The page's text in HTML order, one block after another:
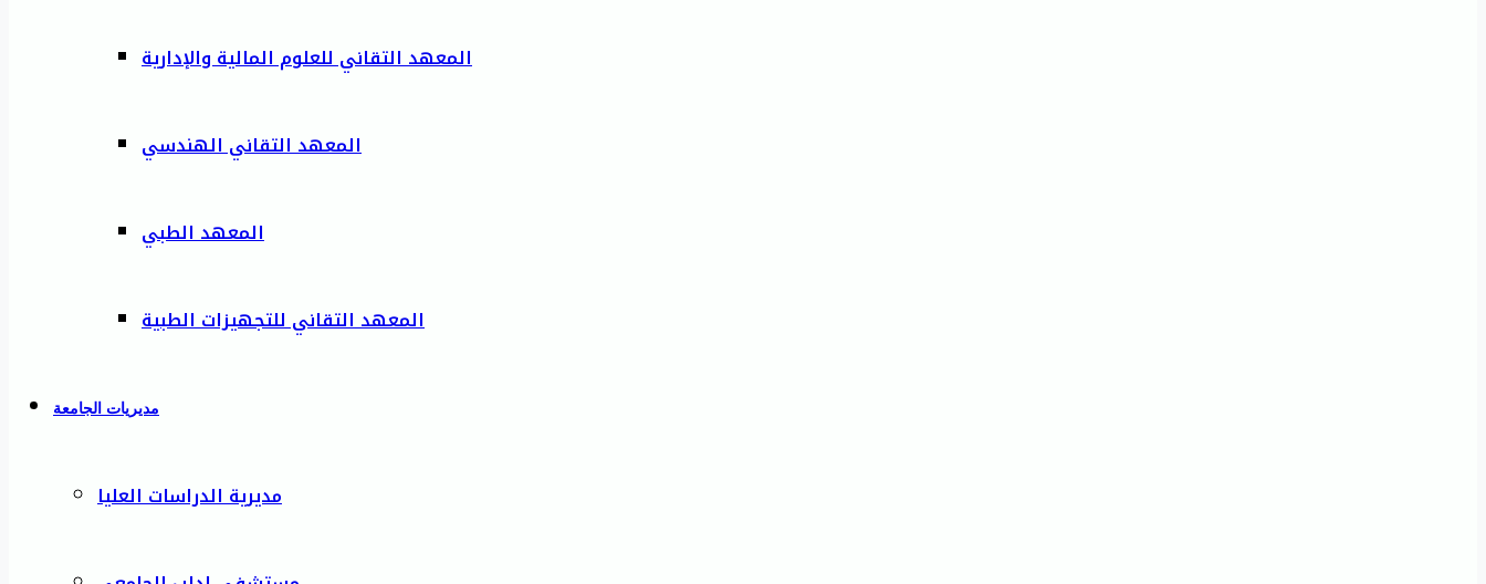
المعهد التقاني للعلوم المالية والإدارية
المعهد التقاني الهندسي
المعهد الطبي
المعهد التقاني للتجهيزات الطبية
مديريات الجامعة
مديرية الدراسات العليا